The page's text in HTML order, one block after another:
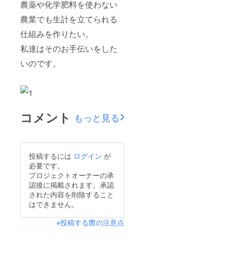
農薬や化学肥料を使わない
農業でも生計を立てられる
仕組みを作りたい。
私達はそのお手伝いをした
いのです。
コメント もっと見る
投稿するには ログイン が
必要です。
プロジェクトオーナーの承
認後に掲載されます。承認
された内容を削除すること
はできません。
※投稿する際の注意点